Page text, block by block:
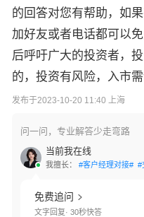
的回答对您有帮助，如
加好友或者电话都可以
后呼吁广大的投资者，
的，投资有风险，入市需
发布于2023-10-20 11:40 上海
问一问，专业解答少走弯路
当前我在线
我擅长： #客户经理对接# #
免费追问
文字回复· 30秒快答